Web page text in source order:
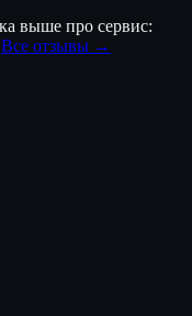
выше про сервис:
Все отзывы →